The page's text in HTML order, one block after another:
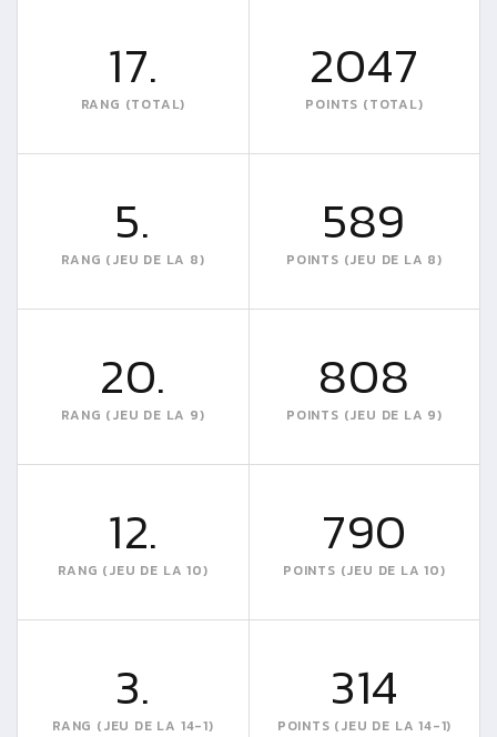
17.
RANG (TOTAL)
2047
POINTS (TOTAL)
5.
RANG (JEU DE LA 8)
589
POINTS (JEU DE LA 8)
20.
RANG (JEU DE LA 9)
808
POINTS (JEU DE LA 9)
12.
RANG (JEU DE LA 10)
790
POINTS (JEU DE LA 10)
3.
RANG (JEU DE LA 14-1)
314
POINTS (JEU DE LA 14-1)